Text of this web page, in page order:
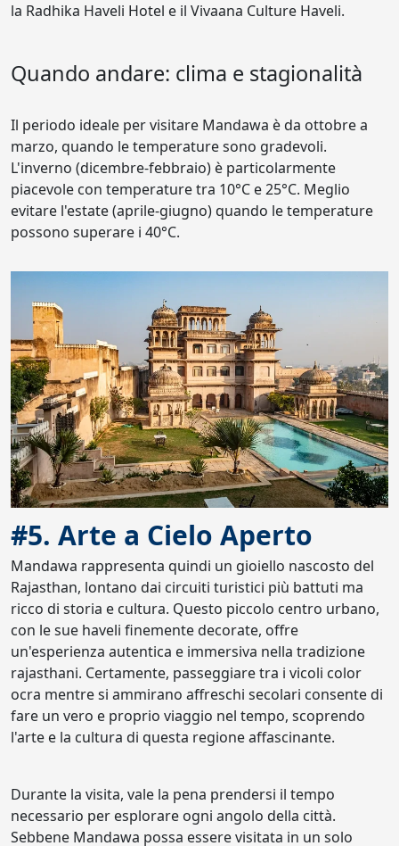
la Radhika Haveli Hotel e il Vivaana Culture Haveli.
Quando andare: clima e stagionalità
Il periodo ideale per visitare Mandawa è da ottobre a
marzo, quando le temperature sono gradevoli.
L'inverno (dicembre-febbraio) è particolarmente
piacevole con temperature tra 10°C e 25°C. Meglio
evitare l'estate (aprile-giugno) quando le temperature
possono superare i 40°C.
#5. Arte a Cielo Aperto
Mandawa rappresenta quindi un gioiello nascosto del
Rajasthan, lontano dai circuiti turistici più battuti ma
ricco di storia e cultura. Questo piccolo centro urbano,
con le sue haveli finemente decorate, offre
un'esperienza autentica e immersiva nella tradizione
rajasthani. Certamente, passeggiare tra i vicoli color
ocra mentre si ammirano affreschi secolari consente di
fare un vero e proprio viaggio nel tempo, scoprendo
l'arte e la cultura di questa regione affascinante.
Durante la visita, vale la pena prendersi il tempo
necessario per esplorare ogni angolo della città.
Sebbene Mandawa possa essere visitata in un solo